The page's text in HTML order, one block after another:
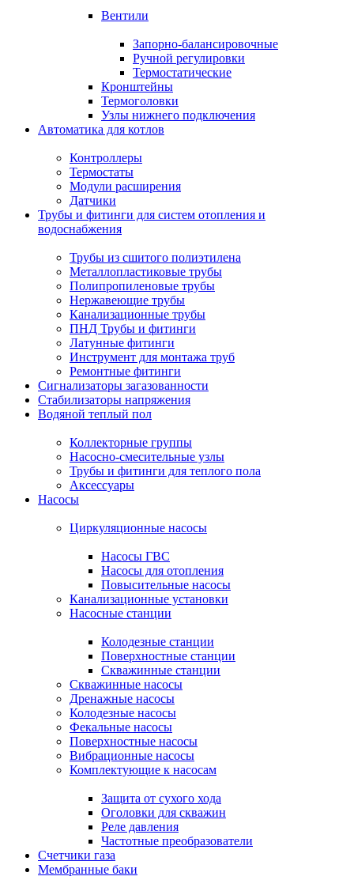
Вентили
Запорно-балансировочные
Ручной регулировки
Термостатические
Кронштейны
Термоголовки
Узлы нижнего подключения
Автоматика для котлов
Контроллеры
Термостаты
Модули расширения
Датчики
Трубы и фитинги для систем отопления и
водоснабжения
Трубы из сшитого полиэтилена
Металлопластиковые трубы
Полипропиленовые трубы
Нержавеющие трубы
Канализационные трубы
ПНД Трубы и фитинги
Латунные фитинги
Инструмент для монтажа труб
Ремонтные фитинги
Сигнализаторы загазованности
Стабилизаторы напряжения
Водяной теплый пол
Коллекторные группы
Насосно-смесительные узлы
Трубы и фитинги для теплого пола
Аксессуары
Насосы
Циркуляционные насосы
Насосы ГВС
Насосы для отопления
Повысительные насосы
Канализационные установки
Насосные станции
Колодезные станции
Поверхностные станции
Скважинные станции
Скважинные насосы
Дренажные насосы
Колодезные насосы
Фекальные насосы
Поверхностные насосы
Вибрационные насосы
Комплектующие к насосам
Защита от сухого хода
Оголовки для скважин
Реле давления
Частотные преобразователи
Счетчики газа
Мембранные баки